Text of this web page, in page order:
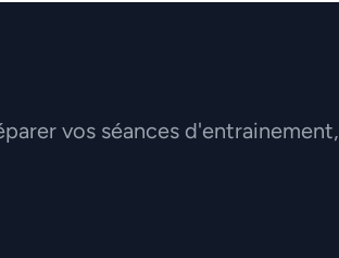
vos séances d'entrainement,